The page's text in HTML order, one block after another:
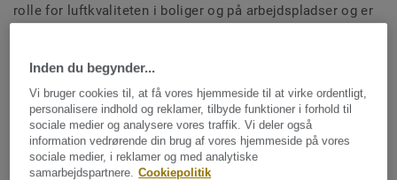
rolle for luftkvaliteten i boliger og på arbejdspladser og er
Med sin patenterede teknologi er DESSO AirMaster
gange mere effektiv til at indfange og indkapsle fint støv
end gulve uden tæppebelægning og fire gange mere
effektiv end almindelige tæppebelagte gulve. AirMaster
bidrager til at rense luften for menneskers og miljøets
sundhed og velbefindende og giver os mulighed for at
Inden du begynder...
Vi bruger cookies til, at få vores hjemmeside til at virke ordentligt,
personalisere indhold og reklamer, tilbyde funktioner i forhold til
sociale medier og analysere vores traffik. Vi deler også
information vedrørende din brug af vores hjemmeside på vores
sociale medier, i reklamer og med analytiske
samarbejdspartnere.
Cookiepolitik